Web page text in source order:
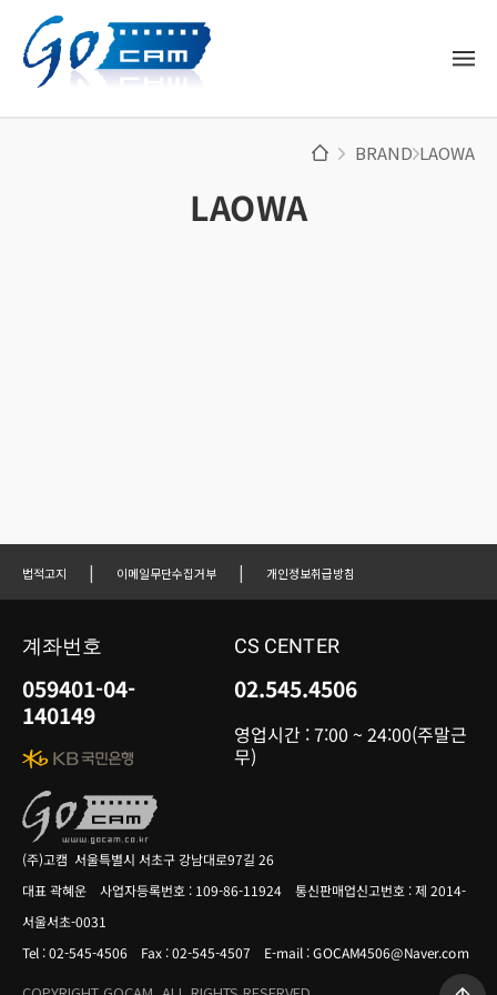
BRAND LAOWA
LAOWA
법적고지 | 이메일무단수집거부 | 개인정보취급방침
(주)고캠 서울특별시 서초구 강남대로97길 26
대표 곽혜운 사업자등록번호 : 109-86-11924 통신판매업신고번호 : 제 2014-
서울서초-0031
Tel : 02-545-4506 Fax : 02-545-4507 E-mail : GOCAM4506@Naver.com
계좌번호
059401-04-
140149
CS CENTER
02.545.4506
영업시간 : 7:00 ~ 24:00(주말근
무)